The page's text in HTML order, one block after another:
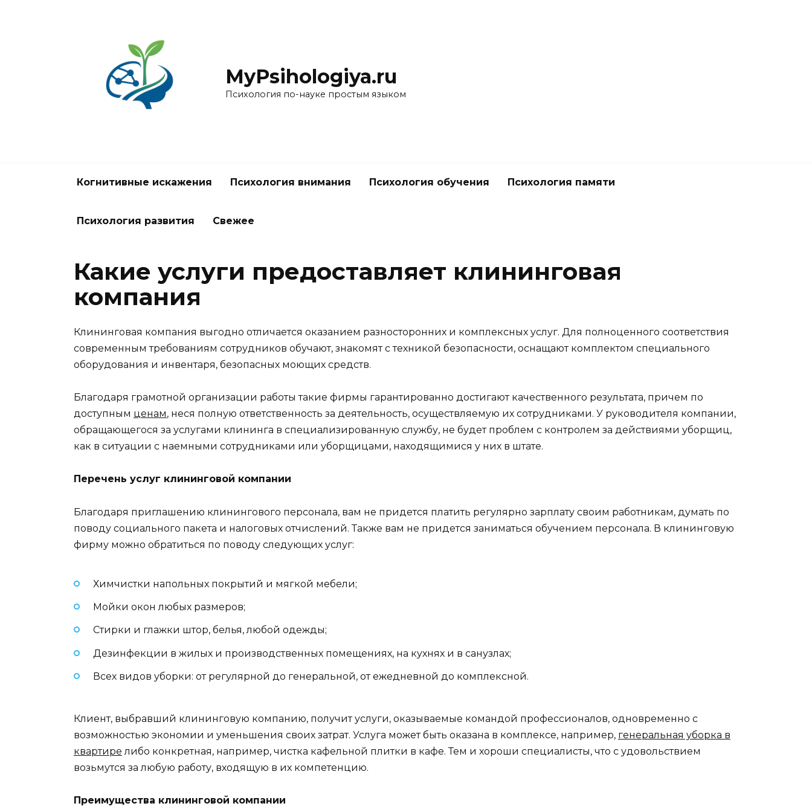
MyPsihologiya.ru
Психология по-науке простым языком
Когнитивные искажения Психология внимания Психология обучения Психология памяти
Психология развития Свежее
Какие услуги предоставляет клининговая
компания
Клининговая компания выгодно отличается оказанием разносторонних и комплексных услуг. Для полноценного соответствия
современным требованиям сотрудников обучают, знакомят с техникой безопасности, оснащают комплектом специального
оборудования и инвентаря, безопасных моющих средств.
Благодаря грамотной организации работы такие фирмы гарантированно достигают качественного результата, причем по
доступным ценам, неся полную ответственность за деятельность, осуществляемую их сотрудниками. У руководителя компании,
обращающегося за услугами клининга в специализированную службу, не будет проблем с контролем за действиями уборщиц,
как в ситуации с наемными сотрудниками или уборщицами, находящимися у них в штате.
Перечень услуг клининговой компании
Благодаря приглашению клинингового персонала, вам не придется платить регулярно зарплату своим работникам, думать по
поводу социального пакета и налоговых отчислений. Также вам не придется заниматься обучением персонала. В клининговую
фирму можно обратиться по поводу следующих услуг:
Химчистки напольных покрытий и мягкой мебели;
Мойки окон любых размеров;
Стирки и глажки штор, белья, любой одежды;
Дезинфекции в жилых и производственных помещениях, на кухнях и в санузлах;
Всех видов уборки: от регулярной до генеральной, от ежедневной до комплексной.
Клиент, выбравший клининговую компанию, получит услуги, оказываемые командой профессионалов, одновременно с
возможностью экономии и уменьшения своих затрат. Услуга может быть оказана в комплексе, например, генеральная уборка в
квартире либо конкретная, например, чистка кафельной плитки в кафе. Тем и хороши специалисты, что с удовольствием
возьмутся за любую работу, входящую в их компетенцию.
Преимущества клининговой компании